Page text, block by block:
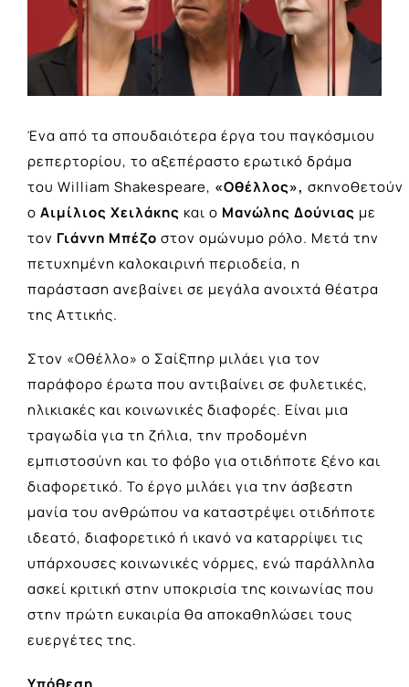
Ένα από τα σπουδαιότερα έργα του παγκόσμιου
ρεπερτορίου, το αξεπέραστο ερωτικό δράμα
του William Shakespeare, «Οθέλλος», σκηνοθετούν
ο Αιμίλιος Χειλάκης και ο Μανώλης Δούνιας με
τον Γιάννη Μπέζο στον ομώνυμο ρόλο. Μετά την
πετυχημένη καλοκαιρινή περιοδεία, η
παράσταση ανεβαίνει σε μεγάλα ανοιχτά θέατρα
της Αττικής.
Στον «Οθέλλο» ο Σαίξπηρ μιλάει για τον
παράφορο έρωτα που αντιβαίνει σε φυλετικές,
ηλικιακές και κοινωνικές διαφορές. Είναι μια
τραγωδία για τη ζήλια, την προδομένη
εμπιστοσύνη και το φόβο για οτιδήποτε ξένο και
διαφορετικό. Το έργο μιλάει για την άσβεστη
μανία του ανθρώπου να καταστρέψει οτιδήποτε
ιδεατό, διαφορετικό ή ικανό να καταρρίψει τις
υπάρχουσες κοινωνικές νόρμες, ενώ παράλληλα
ασκεί κριτική στην υποκρισία της κοινωνίας που
στην πρώτη ευκαιρία θα αποκαθηλώσει τους
ευεργέτες της.